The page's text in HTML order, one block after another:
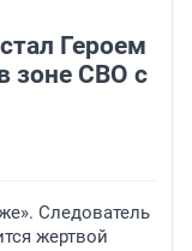
Героем
зоне СВО с
Следователь
жертвой